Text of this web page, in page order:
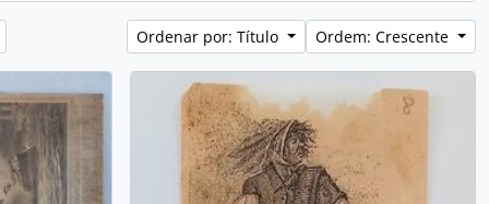
Ordenar por: Título Ordem: Crescente